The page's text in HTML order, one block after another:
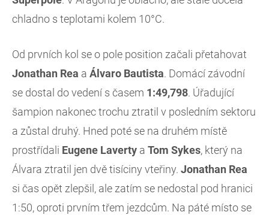
chladno s teplotami kolem 10°C.
Od prvních kol se o pole position začali přetahovat
Jonathan Rea a Álvaro Bautista. Domácí závodní
se dostal do vedení s časem 1:49,798. Úřadující
šampion nakonec trochu ztratil v posledním sektoru
a zůstal druhý. Hned poté se na druhém místě
prostřídali Eugene Laverty a Tom Sykes, který na
Álvara ztratil jen dvě tisíciny vteřiny. Jonathan Rea
si čas opět zlepšil, ale zatím se nedostal pod hranici
1:50, oproti prvním třem jezdcům. Na páté místo se